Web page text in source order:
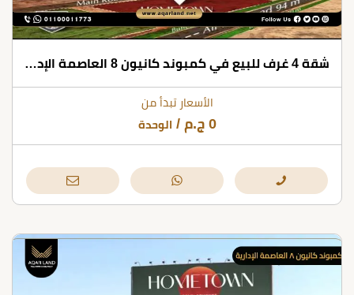
شقة 4 غرف للبيع في كمبوند كانيون 8 العاصمة الإدارية
الأسعار تبدأ من
0 ج.م / الوحدة